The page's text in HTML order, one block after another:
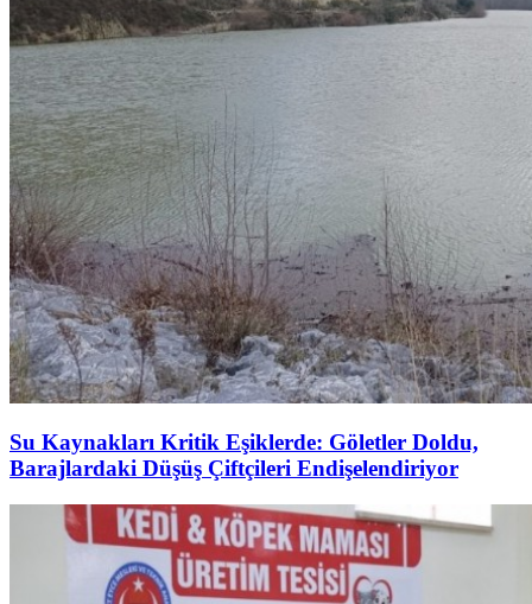
Su Kaynakları Kritik Eşiklerde: Göletler Doldu,
Barajlardaki Düşüş Çiftçileri Endişelendiriyor